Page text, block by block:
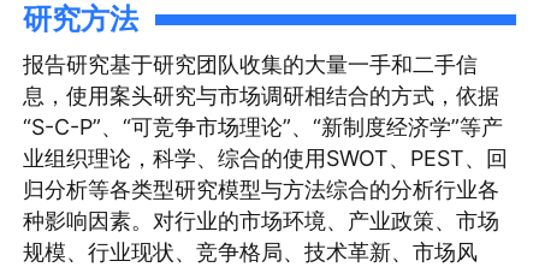
研究方法
报告研究基于研究团队收集的大量一手和二手信
息，使用案头研究与市场调研相结合的方式，依据
“S-C-P”、“可竞争市场理论”、“新制度经济学”等产
业组织理论，科学、综合的使用SWOT、PEST、回
归分析等各类型研究模型与方法综合的分析行业各
种影响因素。对行业的市场环境、产业政策、市场
规模、行业现状、竞争格局、技术革新、市场风